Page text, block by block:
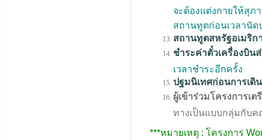
จะต้องแต่งกายให้สุ
สถานทูตก่อนเวลานั
สถานทูตสหรัฐอเมริก
ชำระค่าตั๋วเครื่องบิ
เวลาชำระอีกครั้ง
ปฐมนิเทศก่อนการเดิ
ผู้เข้าร่วมโครงการเ
ทางเป็นแบบกลุ่มกับค
***หมายเหตุ : โครงการ